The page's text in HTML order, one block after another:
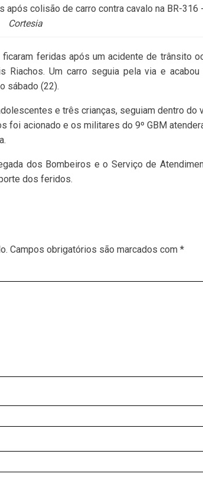
colisão de carro contra cavalo na BR-316 -
Cortesia
feridas após um acidente de trânsito
Riachos. Um carro seguia pela via e acabou
sábado (22).
e três crianças, seguiam dentro do
foi acionado e os militares do 9º GBM
dos Bombeiros e o Serviço de
dos feridos.
Campos obrigatórios são marcados com *